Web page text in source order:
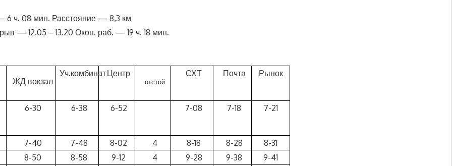
6 ч. 08 мин. Расстояние — 8,3 км
— 12.05 – 13.20 Окон. раб. — 19 ч. 18 мин.
ЖД вокзал
Уч.комбинатЦентр
отстой
СХТ Почта Рынок
6-30 6-38 6-52 7-08 7-18 7-21
7-40 7-48 8-02 4 8-18 8-28
8-31
8-50 8-58 9-12 4 9-28 9-38
9-41